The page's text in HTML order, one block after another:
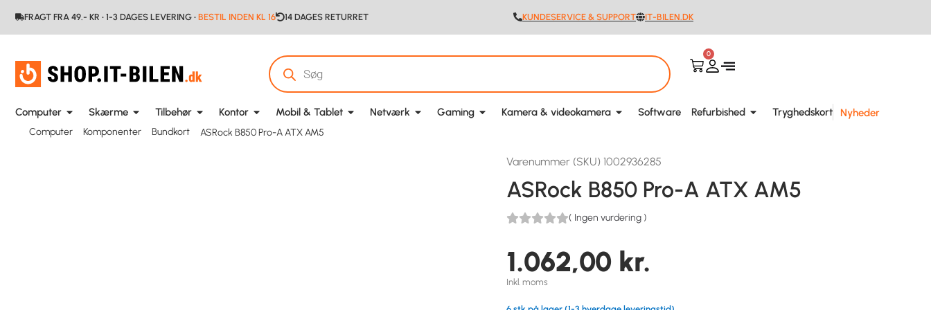
FRAGT FRA 49.- KR • 1-3 DAGES LEVERING • BESTIL INDEN KL 16 14 DAGES RETURRET KUNDESERVICE & SUPPORT IT-BILEN.DK
0
Computer Skærme Tilbehør Kontor Mobil & Tablet Netværk Gaming Kamera & videokamera Software Refurbished Tryghedskort Nyheder
Computer Komponenter Bundkort ASRock B850 Pro-A ATX AM5
Varenummer (SKU) 1002936285
ASRock B850 Pro-A ATX AM5
( Ingen vurdering )
1.062,00 kr.
Inkl. moms